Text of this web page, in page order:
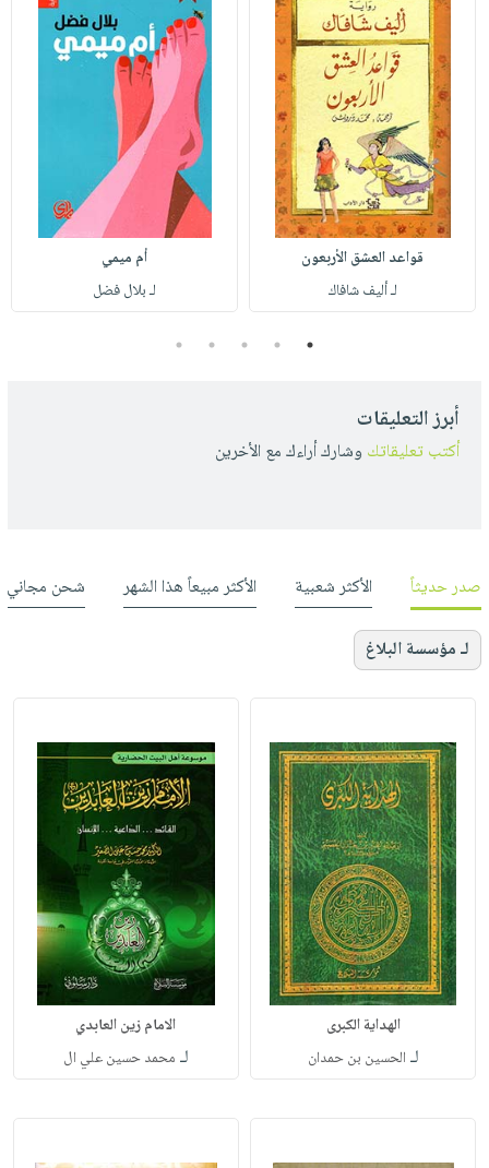
قواعد العشق الأربعون
لـ أليف شافاك
أم ميمي
لـ بلال فضل
1
2
3
4
5
أبرز التعليقات
أكتب تعليقاتك وشارك أراءك مع الأخرين
صدر حديثاً الأكثر شعبية الأكثر مبيعاً هذا الشهر شحن مجاني
لـ مؤسسة البلاغ
الهداية الكبرى
لـ الحسين بن حمدان
الامام زين العابدي
لـ محمد حسين علي ال